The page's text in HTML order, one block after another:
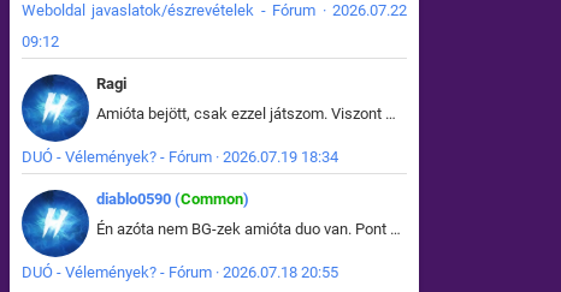
Weboldal javaslatok/észrevételek - Fórum · 2026.07.22
09:12
Ragi
Amióta bejött, csak ezzel játszom. Viszont mint minden más - akár az alapjáték is, ez is baromira összetett lett. Néha már pár kör után is esélytelen az egész. Vagy irreállisan túltápol valaki, vagy lelép a partner, vagy csak hülye mint a segg. És amikor eljönne az én időm, na akkor jön el mindenki másé is. Engem jobban érdekelne, hogy ki milyen ratingen szokott játszani. Na ez lenne egy érdekes adat.
DUÓ - Vélemények? - Fórum · 2026.07.19 18:34
diablo0590 (Common)
Én azóta nem BG-zek amióta duo van. Pont azt szerettem benne, hogy rajtam múlik mi történik, nem pedig a társamon. Kérem vissza a régi BG-t :D
DUÓ - Vélemények? - Fórum · 2026.07.18 20:55